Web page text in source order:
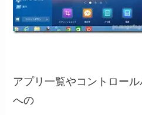
アプリ一覧やコントロー
への